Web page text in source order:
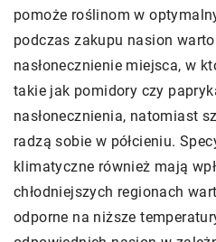
pomoże roślinom w
podczas zakupu nasion
nasłonecznienie miejsca, w
takie jak pomidory czy
nasłonecznienia, natomiast
radzą sobie w półcieniu.
klimatyczne również mają
chłodniejszych regionach
odporne na niższe